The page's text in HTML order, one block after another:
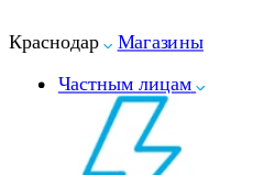
Краснодар
Магазины
Частным лицам